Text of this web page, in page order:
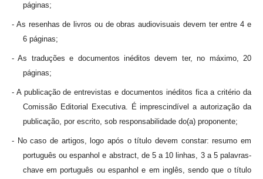
páginas;
- As resenhas de livros ou de obras audiovisuais devem ter entre 4 e
6 páginas;
- As traduções e documentos inéditos devem ter, no máximo, 20
páginas;
- A publicação de entrevistas e documentos inéditos fica a critério da
Comissão Editorial Executiva. É imprescindível a autorização da
publicação, por escrito, sob responsabilidade do(a) proponente;
- No caso de artigos, logo após o título devem constar: resumo em
português ou espanhol e abstract, de 5 a 10 linhas, 3 a 5 palavras-
chave em português ou espanhol e em inglês, sendo que o título